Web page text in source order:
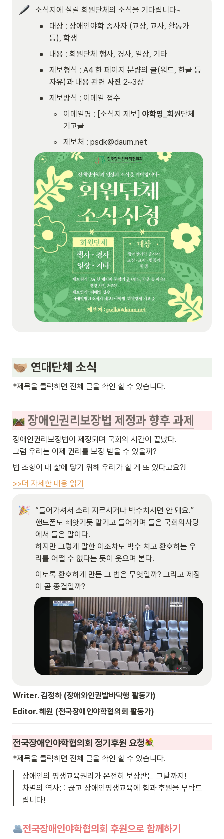
소식지에 실릴 회원단체의 소식을 기다립니다~
•
대상 : 장애인야학 종사자 (교장, 교사, 활동가
등), 학생
• 내용 : 회원단체 행사, 경사, 일상, 기타
• 제보형식 : A4 한 페이지 분량의 글(워드, 한글 등
자유)과 내용 관련 사진 2~3장
• 제보방식 : 이메일 접수
◦ 이메일명 : [소식지 제보] 야학명 _회원단체
기고글
◦ 제보처 : psdk@daum.net
🫱🏽‍🫲🏼 연대단체 소식
*제목을 클릭하면 전체 글을 확인 할 수 있습니다.
장애인권리보장법 제정과 향후 과제
장애인권리보장법이 제정되며 국회의 시간이 끝났다.
그럼 우리는 이제 권리를 보장 받을 수 있을까?
법 조항이 내 삶에 닿기 위해 우리가 할 게 또 있다고요?!
>>더 자세한 내용 읽기
“들어가셔서 소리 지르시거나 박수치시면 안 돼요.”
핸드폰도 빼앗기듯 맡기고 들어가며 들은 국회의사당
에서 들은 말이다.
하지만 그렇게 말한 이조차도 박수 치고 환호하는 우
리를 어쩔 수 없다는 듯이 웃으며 본다.
이토록 환호하게 만든 그 법은 무엇일까? 그리고 제정
이 곧 종결일까?
Writer. 김정하 (장애와인권발바닥행 활동가)
Editor. 혜원 (전국장애인야학협의회 활동가)
전국장애인야학협의회 정기후원 요청
*제목을 클릭하면 전체 글을 확인 할 수 있습니다.
장애인의 평생교육권리가 온전히 보장받는 그날까지!
차별의 역사를 끊고 장애인평생교육에 힘과 후원을 부탁드
립니다!
전국장애인야학협의회 후원으로 함께하기